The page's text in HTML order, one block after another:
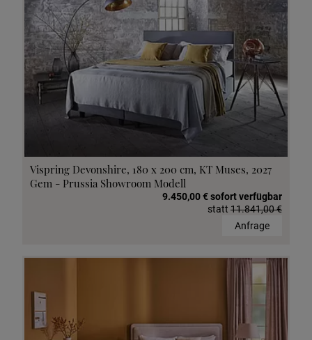
Vispring Devonshire, 180 x 200 cm, KT Muses, 2027
Gem - Prussia Showroom Modell
9.450,00 € sofort verfügbar
statt 11.841,00 €
Anfrage